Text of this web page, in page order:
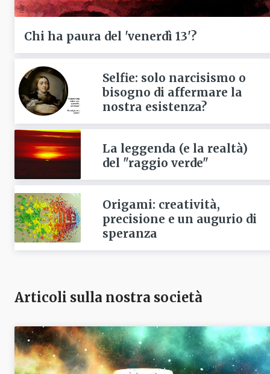
Chi ha paura del 'venerdì 13'?
Selfie: solo narcisismo o
bisogno di affermare la
nostra esistenza?
La leggenda (e la realtà)
del "raggio verde"
Origami: creatività,
precisione e un augurio di
speranza
Articoli sulla nostra società